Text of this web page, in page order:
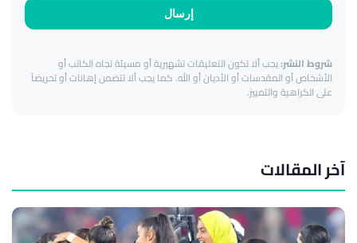
إرسال
شروط النشر:يجب ألا تكون التعليقات تشهيرية أو مسيئة تجاه الكاتب أو
الأشخاص أو المقدسات أو الأديان أو الله. كما يجب ألا تتضمن إهانات أو تحريضاً
على الكراهية والتمييز.
آخر المقالات